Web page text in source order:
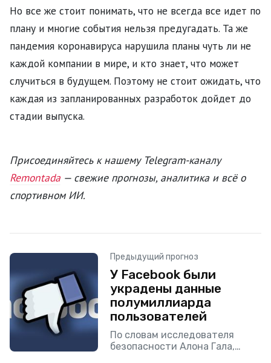
Но все же стоит понимать, что не всегда все идет по
плану и многие события нельзя предугадать. Та же
пандемия коронавируса нарушила планы чуть ли не
каждой компании в мире, и кто знает, что может
случиться в будущем. Поэтому не стоит ожидать, что
каждая из запланированных разработок дойдет до
стадии выпуска.
Присоединяйтесь к нашему Telegram-каналу
Remontada — свежие прогнозы, аналитика и всё о
спортивном ИИ.
Предыдущий прогноз
У Facebook были
украдены данные
полумиллиарда
пользователей
По словам исследователя
безопасности Алона Гала,